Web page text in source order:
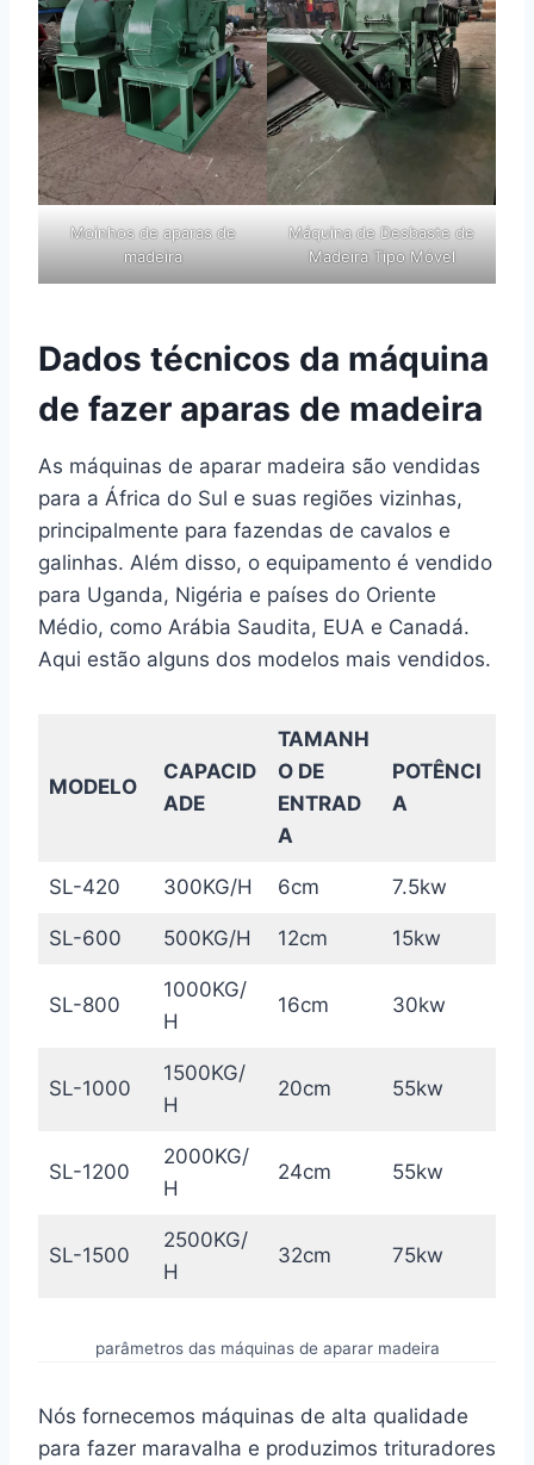
Moinhos de aparas de
madeira
Máquina de Desbaste de
Madeira Tipo Móvel
Dados técnicos da máquina
de fazer aparas de madeira
As máquinas de aparar madeira são vendidas
para a África do Sul e suas regiões vizinhas,
principalmente para fazendas de cavalos e
galinhas. Além disso, o equipamento é vendido
para Uganda, Nigéria e países do Oriente
Médio, como Arábia Saudita, EUA e Canadá.
Aqui estão alguns dos modelos mais vendidos.
MODELO
CAPACID
ADE
TAMANH
O DE
ENTRAD
A
POTÊNCI
A
SL-420 300KG/H 6cm 7.5kw
SL-600 500KG/H 12cm 15kw
SL-800
1000KG/
H
16cm 30kw
SL-1000
1500KG/
H
20cm 55kw
SL-1200
2000KG/
H
24cm 55kw
SL-1500
2500KG/
H
32cm 75kw
parâmetros das máquinas de aparar madeira
Nós fornecemos máquinas de alta qualidade
para fazer maravalha e produzimos trituradores